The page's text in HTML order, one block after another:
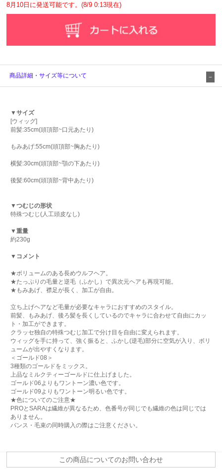
8月10日に発送可能です。(8/9 0:13現在)
商品詳細・サイズ等について
▼サイズ
[ウィッグ]
前髪:35cm(頭頂部~口元あたり)
もみあげ:55cm(頭頂部~胸あたり)
横髪:30cm(頭頂部~顎の下あたり)
後髪:60cm(頭頂部~背中あたり)
▼つむじの形状
特殊つむじ(人工頭皮なし)
▼重量
約230g
▼コメント
★ボリュームのある長めウルフヘア。
★たっぷりの毛量と逆毛（ふかし）で異次元ヘアも再現可能。
★もみあげ、襟足が長く、加工が自由。
立ち上げヘアなど毛量が必要なキャラにおすすめのスタイル。
前髪、もみあげ、後ろ髪を長くしているのでキャラに合わせて自由にカッ
ト・加工ができます。
クラッセ独自の特殊つむじ加工で分け目を自由に変えられます。
ウィッグを手に持って、強く振ると、ふかし(逆毛)部分に空気が入り、ボリ
ュームが出やすくなります。
＜ゴールド08＞
3種類のゴールドをミックス。
上品なミルクティーゴールドに仕上げました。
ゴールド06よりもワントーン濃い色です。
ゴールド09よりもワントーン明るい色です。
★色についてのご注意★
PROとSARAは繊維が異なるため、色番号が同じでも繊維の色は同じでは
ありません。
バンス・毛束の同時購入の際はご注意ください。
この商品についてのお問い合わせ